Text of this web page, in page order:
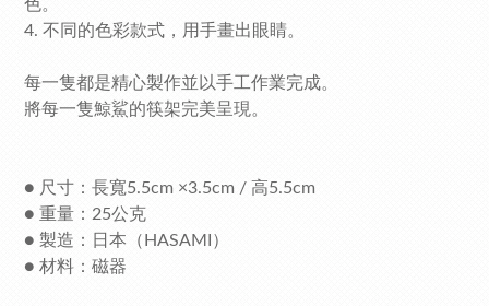
色。
4. 不同的色彩款式，用手畫出眼睛。
每一隻都是精心製作並以手工作業完成。
將每一隻鯨鯊的筷架完美呈現。
● 尺寸：長寬5.5cm ×3.5cm / 高5.5cm
● 重量：25公克
● 製造：日本（HASAMI）
● 材料：磁器